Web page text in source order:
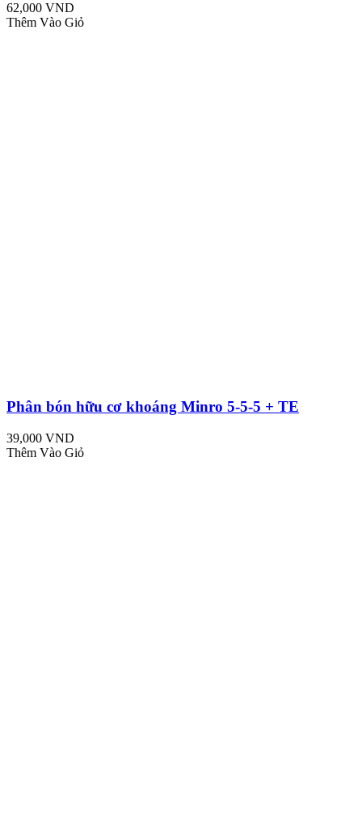
62,000 VND
Thêm Vào Giỏ
Phân bón hữu cơ khoáng Minro 5-5-5 + TE
39,000 VND
Thêm Vào Giỏ